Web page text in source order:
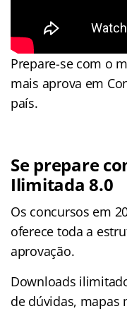
Prepare-se com o
mais aprova em
país.
Se prepare
Ilimitada 8.0
Os concursos em
oferece toda a
aprovação.
Downloads
de dúvidas, mapas